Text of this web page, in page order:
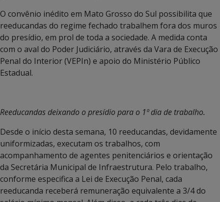
O convênio inédito em Mato Grosso do Sul possibilita que
reeducandas do regime fechado trabalhem fora dos muros
do presídio, em prol de toda a sociedade. A medida conta
com o aval do Poder Judiciário, através da Vara de Execução
Penal do Interior (VEPIn) e apoio do Ministério Público
Estadual.
Reeducandas deixando o presídio para o 1º dia de trabalho.
Desde o início desta semana, 10 reeducandas, devidamente
uniformizadas, executam os trabalhos, com
acompanhamento de agentes penitenciários e orientação
da Secretária Municipal de Infraestrutura. Pelo trabalho,
conforme especifica a Lei de Execução Penal, cada
reeducanda receberá remuneração equivalente a 3/4 do